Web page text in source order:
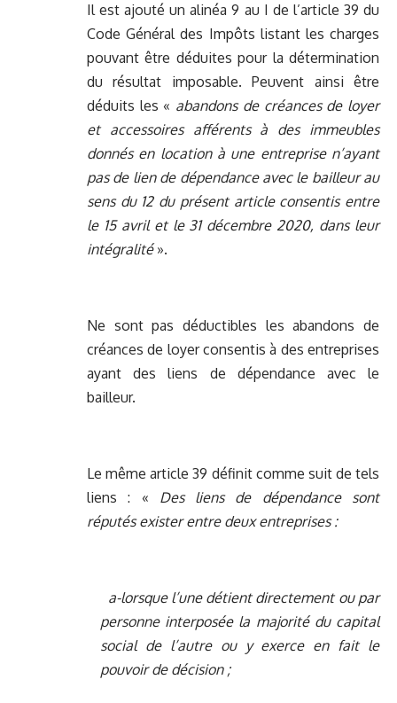
Il est ajouté un alinéa 9 au I de l’article 39 du
Code Général des Impôts listant les charges
pouvant être déduites pour la détermination
du résultat imposable. Peuvent ainsi être
déduits les « abandons de créances de loyer
et accessoires afférents à des immeubles
donnés en location à une entreprise n’ayant
pas de lien de dépendance avec le bailleur au
sens du 12 du présent article consentis entre
le 15 avril et le 31 décembre 2020, dans leur
intégralité».
Ne sont pas déductibles les abandons de
créances de loyer consentis à des entreprises
ayant des liens de dépendance avec le
bailleur.
Le même article 39 définit comme suit de tels
liens : « Des liens de dépendance sont
réputés exister entre deux entreprises :
a-lorsque l’une détient directement ou par
personne interposée la majorité du capital
social de l’autre ou y exerce en fait le
pouvoir de décision ;